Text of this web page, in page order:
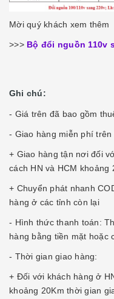
Mời quý khách xem thêm
>>> Bộ đổi nguồn 110v
Ghi chú:
- Giá trên đã bao gồm
- Giao hàng miễn phí
+ Giao hàng tận nơi đối
cách HN và HCM khoảng
+ Chuyển phát nhanh
hàng ở các tỉnh còn lại
- Hình thức thanh toán:
hàng bằng tiền mặt hoặc
- Thời gian giao hàng:
+ Đối với khách hàng ở
khoảng 20Km thời gian